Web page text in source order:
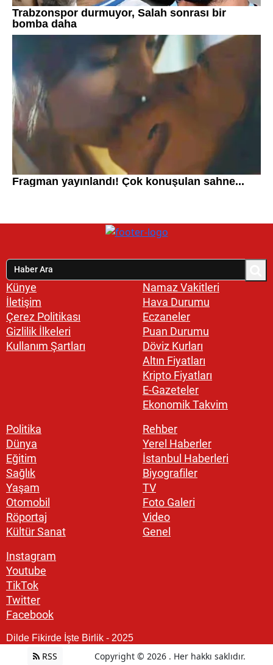
Künye
İletişim
Çerez Politikası
Gizlilik İlkeleri
Kullanım Şartları
Namaz Vakitleri
Hava Durumu
Eczaneler
Puan Durumu
Döviz Kurları
Altın Fiyatları
Kripto Fiyatları
E-Gazeteler
Ekonomik Takvim
Politika
Dünya
Eğitim
Sağlık
Yaşam
Otomobil
Röportaj
Kültür Sanat
Rehber
Yerel Haberler
İstanbul Haberleri
Biyografiler
TV
Foto Galeri
Video
Genel
Instagram
Youtube
TikTok
Twitter
Facebook
Dilde Fikirde İşte Birlik - 2025
RSS Copyright © 2026 . Her hakkı saklıdır.